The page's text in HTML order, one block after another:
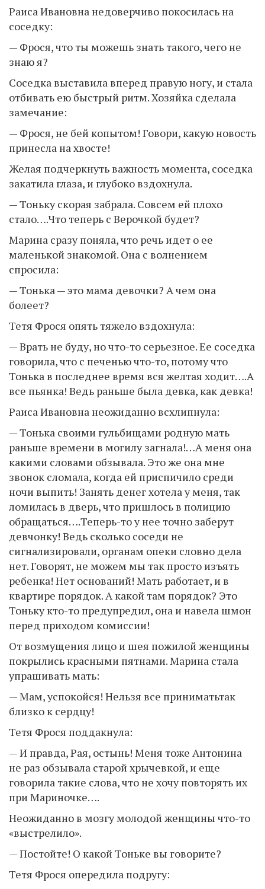
Раиса Ивановна недоверчиво покосилась на
соседку:
— Фрося, что ты можешь знать такого, чего не
знаю я?
Соседка выставила вперед правую ногу, и стала
отбивать ею быстрый ритм. Хозяйка сделала
замечание:
— Фрося, не бей копытом! Говори, какую новость
принесла на хвосте!
Желая подчеркнуть важность момента, соседка
закатила глаза, и глубоко вздохнула.
— Тоньку скорая забрала. Совсем ей плохо
стало….Что теперь с Верочкой будет?
Марина сразу поняла, что речь идет о ее
маленькой знакомой. Она с волнением
спросила:
— Тонька — это мама девочки? А чем она
болеет?
Тетя Фрося опять тяжело вздохнула:
— Врать не буду, но что-то серьезное. Ее соседка
говорила, что с печенью что-то, потому что
Тонька в последнее время вся желтая ходит….А
все пьянка! Ведь раньше была девка, как девка!
Раиса Ивановна неожиданно всхлипнула:
— Тонька своими гульбищами родную мать
раньше времени в могилу загнала!…А меня она
какими словами обзывала. Это же она мне
звонок сломала, когда ей приспичило среди
ночи выпить! Занять денег хотела у меня, так
ломилась в дверь, что пришлось в полицию
обращаться….Теперь-то у нее точно заберут
девчонку! Ведь сколько соседи не
сигнализировали, органам опеки словно дела
нет. Говорят, не можем мы так просто изъять
ребенка! Нет оснований! Мать работает, и в
квартире порядок. А какой там порядок? Это
Тоньку кто-то предупредил, она и навела шмон
перед приходом комиссии!
От возмущения лицо и шея пожилой женщины
покрылись красными пятнами. Марина стала
упрашивать мать:
— Мам, успокойся! Нельзя все приниматьтак
близко к сердцу!
Тетя Фрося поддакнула:
— И правда, Рая, остынь! Меня тоже Антонина
не раз обзывала старой хрычевкой, и еще
говорила такие слова, что не хочу повторять их
при Мариночке….
Неожиданно в мозгу молодой женщины что-то
«выстрелило».
— Постойте! О какой Тоньке вы говорите?
Тетя Фрося опередила подругу: